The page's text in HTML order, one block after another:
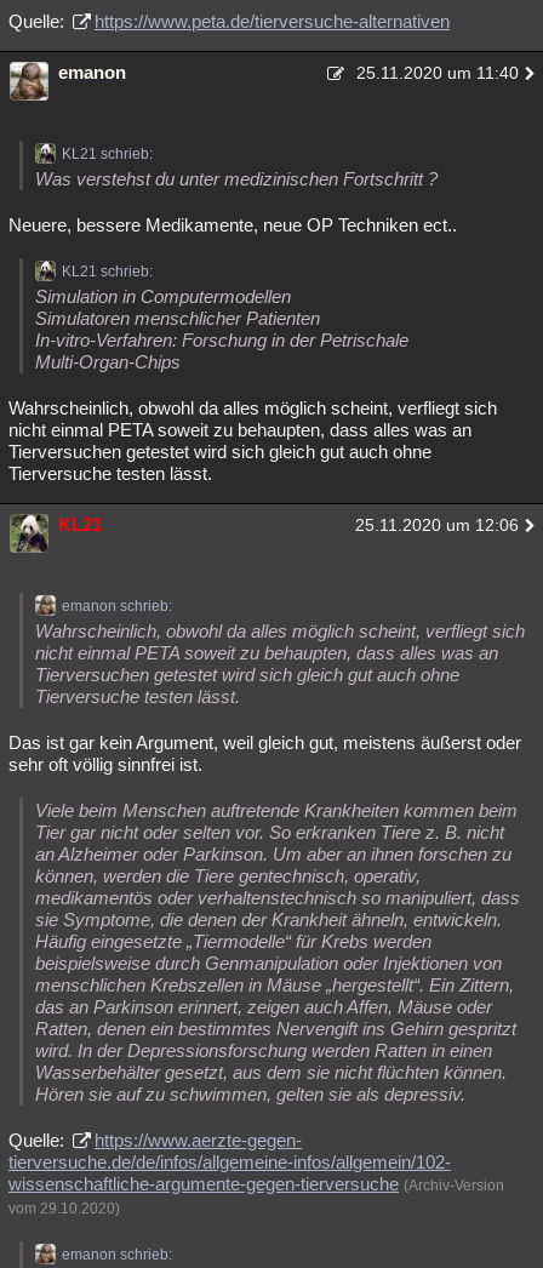
Quelle: https://www.peta.de/tierversuche-alternativen
emanon 25.11.2020 um 11:40
KL21 schrieb:
Was verstehst du unter medizinischen Fortschritt ?
Neuere, bessere Medikamente, neue OP Techniken ect..
KL21 schrieb:
Simulation in Computermodellen
Simulatoren menschlicher Patienten
In-vitro-Verfahren: Forschung in der Petrischale
Multi-Organ-Chips
Wahrscheinlich, obwohl da alles möglich scheint, verfliegt sich
nicht einmal PETA soweit zu behaupten, dass alles was an
Tierversuchen getestet wird sich gleich gut auch ohne
Tierversuche testen lässt.
KL21 25.11.2020 um 12:06
emanon schrieb:
Wahrscheinlich, obwohl da alles möglich scheint, verfliegt sich
nicht einmal PETA soweit zu behaupten, dass alles was an
Tierversuchen getestet wird sich gleich gut auch ohne
Tierversuche testen lässt.
Das ist gar kein Argument, weil gleich gut, meistens äußerst oder
sehr oft völlig sinnfrei ist.
Viele beim Menschen auftretende Krankheiten kommen beim
Tier gar nicht oder selten vor. So erkranken Tiere z. B. nicht
an Alzheimer oder Parkinson. Um aber an ihnen forschen zu
können, werden die Tiere gentechnisch, operativ,
medikamentös oder verhaltenstechnisch so manipuliert, dass
sie Symptome, die denen der Krankheit ähneln, entwickeln.
Häufig eingesetzte „Tiermodelle“ für Krebs werden
beispielsweise durch Genmanipulation oder Injektionen von
menschlichen Krebszellen in Mäuse „hergestellt“. Ein Zittern,
das an Parkinson erinnert, zeigen auch Affen, Mäuse oder
Ratten, denen ein bestimmtes Nervengift ins Gehirn gespritzt
wird. In der Depressionsforschung werden Ratten in einen
Wasserbehälter gesetzt, aus dem sie nicht flüchten können.
Hören sie auf zu schwimmen, gelten sie als depressiv.
Quelle:
https://www.aerzte-gegen-
tierversuche.de/de/infos/allgemeine-infos/allgemein/102-
wissenschaftliche-argumente-gegen-tierversuche (Archiv-Version
vom 29.10.2020)
emanon schrieb: